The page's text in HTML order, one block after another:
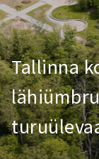
Tallinna